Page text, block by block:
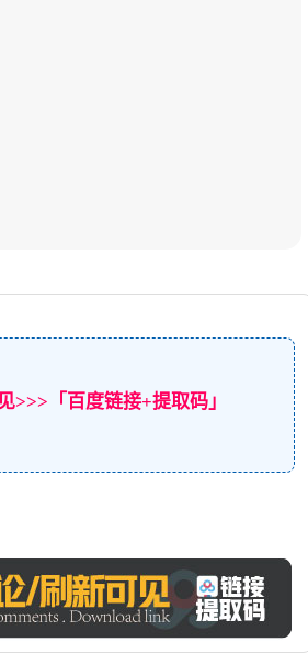
>>>「百度链接+提取码」